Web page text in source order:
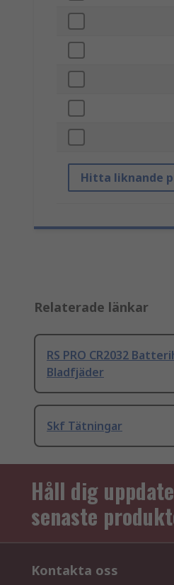
Hitta liknande
Relaterade länkar
RS PRO CR2032
Bladfjäder
Skf Tätningar
Håll dig
senaste
Kontakta oss